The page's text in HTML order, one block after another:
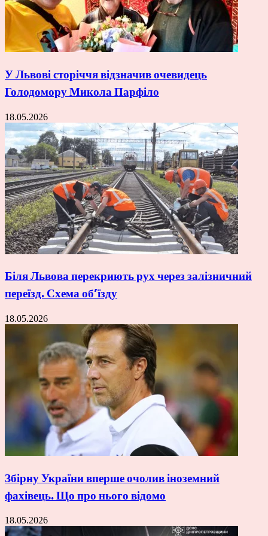
У Львові сторіччя відзначив очевидець
Голодомору Микола Парфіло
18.05.2026
Біля Львова перекриють рух через залізничний
переїзд. Схема об’їзду
18.05.2026
Збірну України вперше очолив іноземний
фахівець. Що про нього відомо
18.05.2026